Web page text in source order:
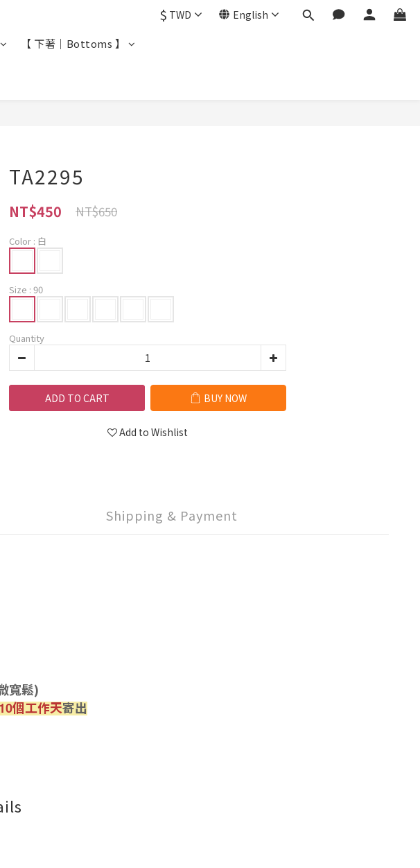
$ TWD English
【 下著｜Bottoms 】
TA2295
NT$450 NT$650
Color : 白
Size : 90
Quantity
ADD TO CART BUY NOW
Add to Wishlist
Shipping & Payment
寬鬆)
個工作天寄出